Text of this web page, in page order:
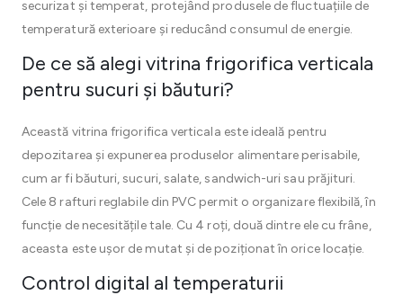
securizat și temperat, protejând produsele de fluctuațiile de
temperatură exterioare și reducând consumul de energie.
De ce să alegi vitrina frigorifica verticala
pentru sucuri și băuturi?
Această vitrina frigorifica verticala este ideală pentru
depozitarea și expunerea produselor alimentare perisabile,
cum ar fi băuturi, sucuri, salate, sandwich-uri sau prăjituri.
Cele 8 rafturi reglabile din PVC permit o organizare flexibilă, în
funcție de necesitățile tale. Cu 4 roți, două dintre ele cu frâne,
aceasta este ușor de mutat și de poziționat în orice locație.
Control digital al temperaturii